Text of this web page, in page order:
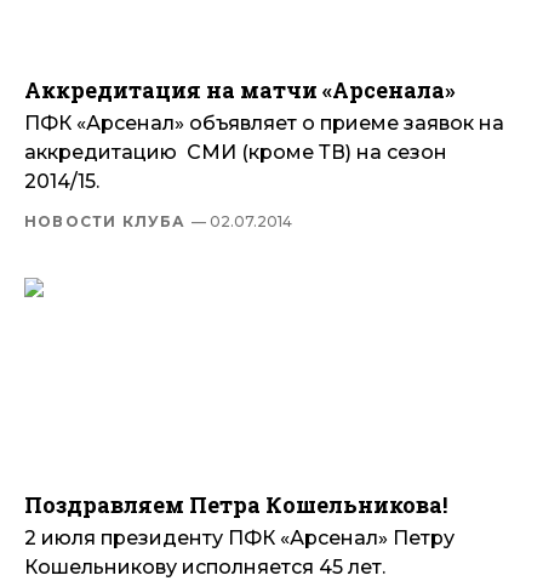
Аккредитация на матчи «Арсенала»
ПФК «Арсенал» объявляет о приеме заявок на
аккредитацию СМИ (кроме ТВ) на сезон
2014/15.
НОВОСТИ КЛУБА — 02.07.2014
Поздравляем Петра Кошельникова!
2 июля президенту ПФК «Арсенал» Петру
Кошельникову исполняется 45 лет.